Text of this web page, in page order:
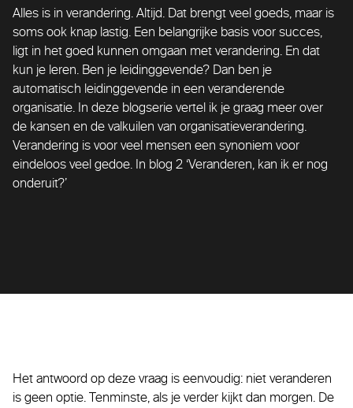
Alles is in verandering. Altijd. Dat brengt veel goeds, maar is
soms ook knap lastig. Een belangrijke basis voor succes,
ligt in het goed kunnen omgaan met verandering. En dat
kun je leren. Ben je leidinggevende? Dan ben je
automatisch leidinggevende in een veranderende
organisatie. In deze blogserie vertel ik je graag meer over
de kansen en de valkuilen van organisatieverandering.
Verandering is voor veel mensen een synoniem voor
eindeloos veel gedoe. In blog 2 ‘Veranderen, kan ik er nog
onderuit?’
Het antwoord op deze vraag is eenvoudig: niet veranderen
is geen optie. Tenminste, als je verder kijkt dan morgen. De